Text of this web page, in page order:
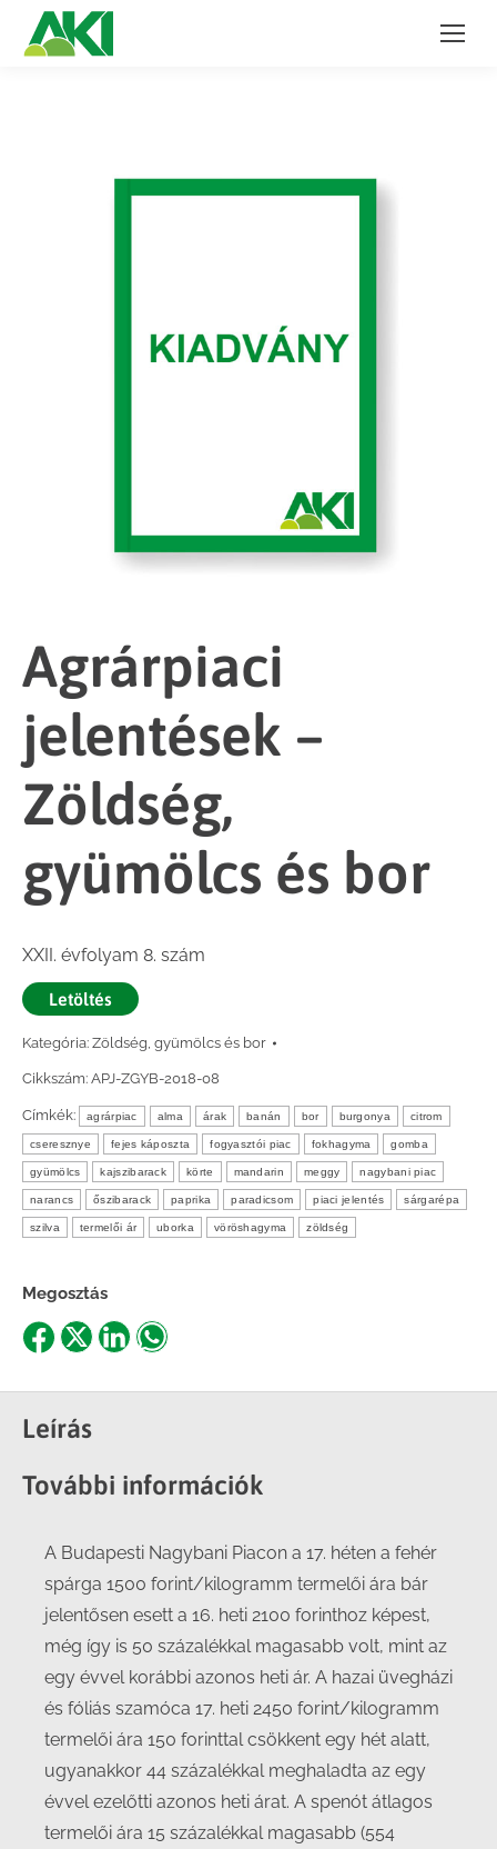
Agrárpiaci
jelentések –
Zöldség,
gyümölcs és bor
XXII. évfolyam 8. szám
Letöltés
Kategória: Zöldség, gyümölcs és bor
Cikkszám: APJ-ZGYB-2018-08
Címkék: agrárpiac alma árak banán bor burgonya citrom
cseresznye fejes káposzta fogyasztói piac fokhagyma gomba
gyümölcs kajszibarack körte mandarin meggy nagybani piac
narancs őszibarack paprika paradicsom piaci jelentés sárgarépa
szilva termelői ár uborka vöröshagyma zöldség
Megosztás
Share
Facebook
Share
X
ShareShare
Leírás
További információk
A Budapesti Nagybani Piacon a 17. héten a fehér
spárga 1500 forint/kilogramm termelői ára bár
jelentősen esett a 16. heti 2100 forinthoz képest,
még így is 50 százalékkal magasabb volt, mint az
egy évvel korábbi azonos heti ár. A hazai üvegházi
és fóliás szamóca 17. heti 2450 forint/kilogramm
termelői ára 150 forinttal csökkent egy hét alatt,
ugyanakkor 44 százalékkal meghaladta az egy
évvel ezelőtti azonos heti árat. A spenót átlagos
termelői ára 15 százalékkal magasabb (554